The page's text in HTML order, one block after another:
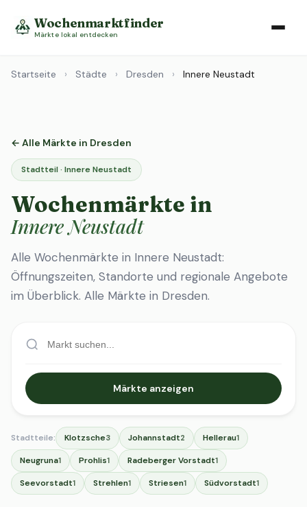
Wochenmarktfinder
Märkte lokal entdecken
Startseite › Städte › Dresden › Innere Neustadt
← Alle Märkte in Dresden
Stadtteil · Innere Neustadt
Wochenmärkte in
Innere Neustadt
Alle Wochenmärkte in Innere Neustadt:
Öffnungszeiten, Standorte und regionale Angebote
im Überblick. Alle Märkte in Dresden.
Märkte anzeigen
Stadtteile: Klotzsche3 Johannstadt2 Hellerau1
Neugruna1 Prohlis1 Radeberger Vorstadt1
Seevorstadt1 Strehlen1 Striesen1 Südvorstadt1